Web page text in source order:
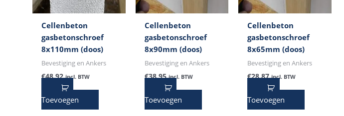
Cellenbeton
gasbetonschroef
8x110mm (doos)
Bevestiging en Ankers
€48,92 incl. BTW
Toevoegen
Cellenbeton
gasbetonschroef
8x90mm (doos)
Bevestiging en Ankers
€38,95 incl. BTW
Toevoegen
Cellenbeton
gasbetonschroef
8x65mm (doos)
Bevestiging en Ankers
€28,87 incl. BTW
Toevoegen